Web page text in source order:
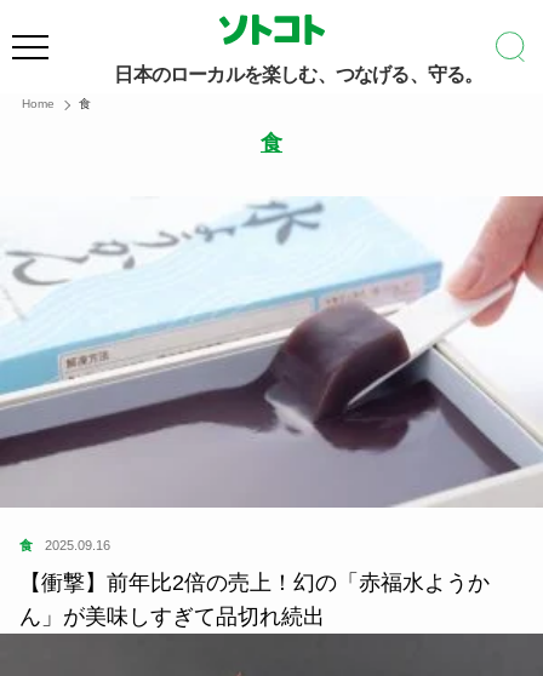
日本のローカルを楽しむ、つなげる、守る。
Home 食
食
食 2025.09.16
【衝撃】前年比2倍の売上！幻の「赤福水ようか
ん」が美味しすぎて品切れ続出